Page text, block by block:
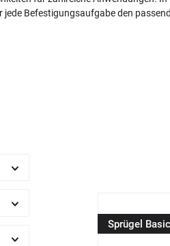
Befestigungsaufgabe den
Sprügel